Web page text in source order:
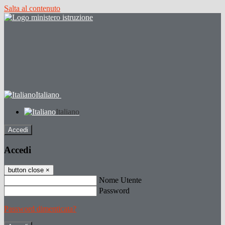
Salta al contenuto
Italiano
Italiano
Accedi
Accedi
button close ×
Nome Utente
Password
Password dimenticata?